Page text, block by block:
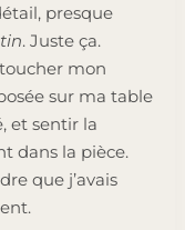
presque
. Juste ça.
mon
sur ma table
et sentir la
dans la pièce.
que j’avais